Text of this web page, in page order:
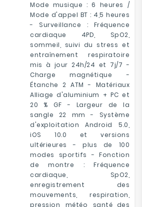
Mode musique : 6 heures /
Mode d'appel BT : 4,5 heures
- Surveillance : Fréquence
cardiaque 4PD, SpO2,
sommeil, suivi du stress et
entraînement respiratoire
mis à jour 24h/24 et 7j/7 -
Charge magnétique -
Étanche 2 ATM - Matériaux
Alliage d'aluminium + PC et
20 % GF - Largeur de la
sangle 22 mm - Système
d'exploitation Android 5.0,
iOS 10.0 et versions
ultérieures - plus de 100
modes sportifs - Fonction
de montre : Fréquence
cardiaque, SpO2,
enregistrement des
mouvements, respiration,
pression, météo, santé des